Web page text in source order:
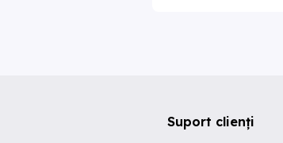
Suport clienți